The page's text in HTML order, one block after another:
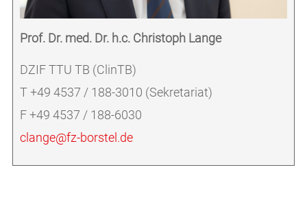
Prof. Dr. med. Dr. h.c. Christoph Lange
DZIF TTU TB (ClinTB)
T +49 4537 / 188-3010 (Sekretariat)
F +49 4537 / 188-6030
clange@fz-borstel.de